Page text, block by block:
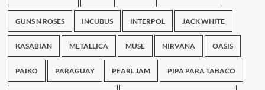
GUNS N ROSES INCUBUS INTERPOL JACK WHITE
KASABIAN METALLICA MUSE NIRVANA OASIS
PAIKO PARAGUAY PEARL JAM PIPA PARA TABACO